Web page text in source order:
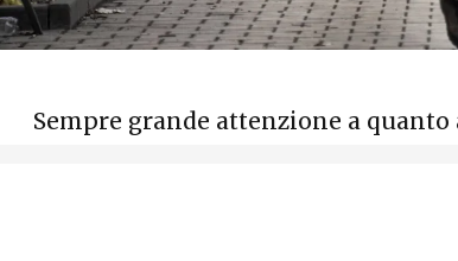
Sempre grande attenzione a quanto